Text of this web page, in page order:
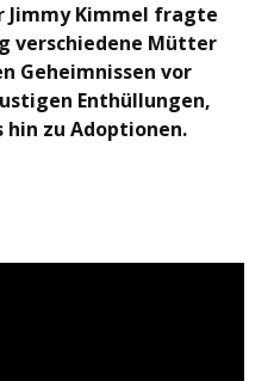
Jimmy Kimmel fragte
verschiedene Mütter
Geheimnissen vor
Enthüllungen,
hin zu Adoptionen.